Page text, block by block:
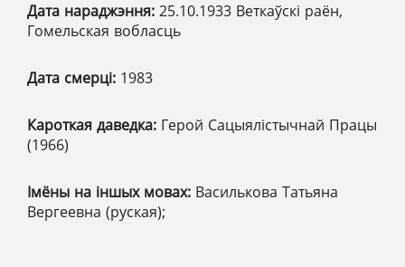
Дата нараджэння: 25.10.1933 Веткаўскі раён,
Гомельская вобласць
Дата смерці: 1983
Кароткая даведка: Герой Сацыялістычнай Працы
(1966)
Імёны на іншых мовах: Василькова Татьяна
Вергеевна (руская);